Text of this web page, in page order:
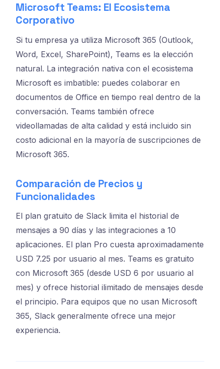
Microsoft Teams: El Ecosistema
Corporativo
Si tu empresa ya utiliza Microsoft 365 (Outlook,
Word, Excel, SharePoint), Teams es la elección
natural. La integración nativa con el ecosistema
Microsoft es imbatible: puedes colaborar en
documentos de Office en tiempo real dentro de la
conversación. Teams también ofrece
videollamadas de alta calidad y está incluido sin
costo adicional en la mayoría de suscripciones de
Microsoft 365.
Comparación de Precios y
Funcionalidades
El plan gratuito de Slack limita el historial de
mensajes a 90 días y las integraciones a 10
aplicaciones. El plan Pro cuesta aproximadamente
USD 7.25 por usuario al mes. Teams es gratuito
con Microsoft 365 (desde USD 6 por usuario al
mes) y ofrece historial ilimitado de mensajes desde
el principio. Para equipos que no usan Microsoft
365, Slack generalmente ofrece una mejor
experiencia.